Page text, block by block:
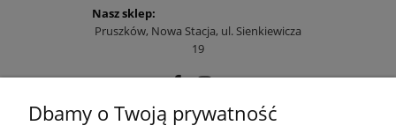
Nasz sklep:
Pruszków, Nowa Stacja, ul. Sienkiewicza
19
Dbamy o Twoją prywatność